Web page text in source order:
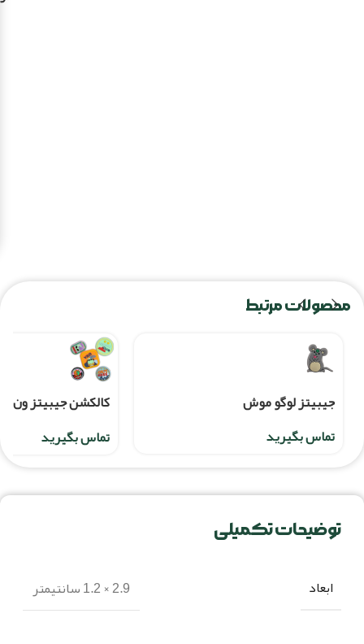
محصولات مرتبط
جیبیتز لوگو موش
تماس بگیرید
تماس بگیرید
توضیحات تکمیلی
ابعاد 2.9 × 1.2 سانتیمتر